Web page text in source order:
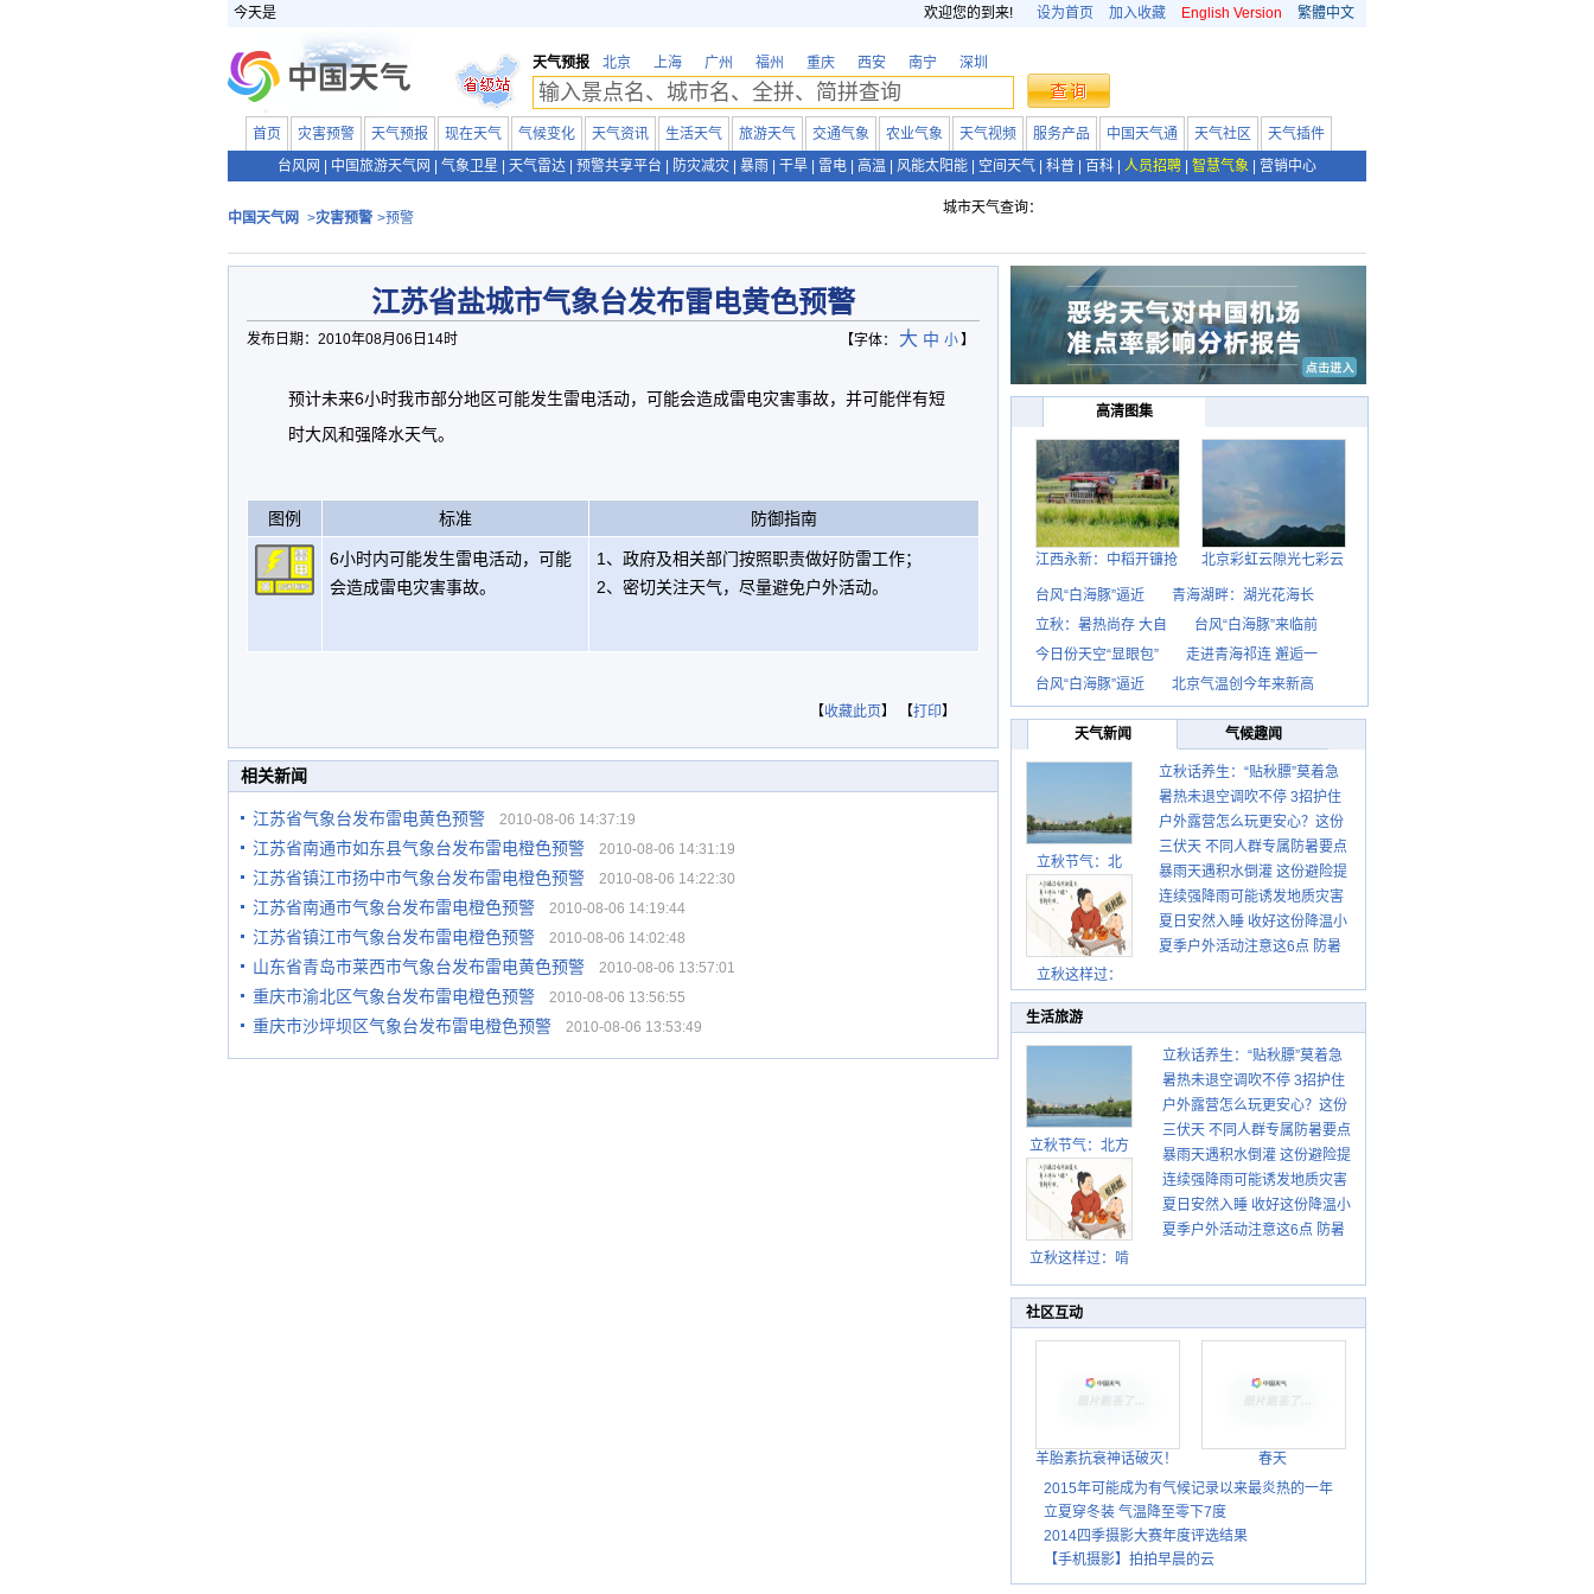
今天是 欢迎您的到来! 设为首页 加入收藏 English Version 繁體中文
天气预报 北京 上海 广州 福州 重庆 西安 南宁 深圳
首页 灾害预警 天气预报 现在天气 气候变化 天气资讯 生活天气 旅游天气 交通气象 农业气象 天气视频 服务产品 中国天气通 天气社区
天气插件
台风网
中国旅游天气网 气象卫星 天气雷达 预警共享平台 防灾减灾 暴雨 干旱 雷电 高温 风能太阳能 空间天气 科普 百科 人员招聘 智慧气象 营销中心
中国天气网 >灾害预警 >预警
城市天气查询：
江苏省盐城市气象台发布雷电黄色预警
发布日期：2010年08月06日14时 【字体： 大 中 小】
预计未来6小时我市部分地区可能发生雷电活动，可能会造成雷电灾害事故，并可能伴有短
时大风和强降水天气。
图例 标准 防御指南
6小时内可能发生雷电活动，可能
会造成雷电灾害事故。
1、政府及相关部门按照职责做好防雷工作；
2、密切关注天气，尽量避免户外活动。
【收藏此页】 【打印】
相关新闻
江苏省气象台发布雷电黄色预警 2010-08-06 14:37:19
江苏省南通市如东县气象台发布雷电橙色预警 2010-08-06 14:31:19
江苏省镇江市扬中市气象台发布雷电橙色预警 2010-08-06 14:22:30
江苏省南通市气象台发布雷电橙色预警 2010-08-06 14:19:44
江苏省镇江市气象台发布雷电橙色预警 2010-08-06 14:02:48
山东省青岛市莱西市气象台发布雷电黄色预警 2010-08-06 13:57:01
重庆市渝北区气象台发布雷电橙色预警 2010-08-06 13:56:55
重庆市沙坪坝区气象台发布雷电橙色预警 2010-08-06 13:53:49
高清图集
江西永新：中稻开镰抢 北京彩虹云隙光七彩云
台风“白海豚”逼近
青海湖畔：湖光花海长
立秋：暑热尚存 大自
台风“白海豚”来临前
今日份天空“显眼包”
走进青海祁连 邂逅一
台风“白海豚”逼近
北京气温创今年来新高
天气新闻 气候趣闻
立秋节气：北
立秋这样过：
立秋话养生：“贴秋膘”莫着急
先清暑再防燥
暑热未退空调吹不停 3招护住
肩颈不酸痛
户外露营怎么玩更安心？这份
攻略请收好
三伏天 不同人群专属防暑要点
请收好
暴雨天遇积水倒灌 这份避险提
示请收好
连续强降雨可能诱发地质灾害
这些前兆要知道
夏日安然入睡 收好这份降温小
贴士
夏季户外活动注意这6点 防暑
生活旅游
立秋节气：北方
逐渐转凉 南方暑
热仍盛
立秋这样过：啃
祝丰收迎秋来
立秋话养生：“贴秋膘”莫着急
先清暑再防燥
暑热未退空调吹不停 3招护住
肩颈不酸痛
户外露营怎么玩更安心？这份
攻略请收好
三伏天 不同人群专属防暑要点
请收好
暴雨天遇积水倒灌 这份避险提
示请收好
连续强降雨可能诱发地质灾害
这些前兆要知道
夏日安然入睡 收好这份降温小
贴士
夏季户外活动注意这6点 防暑
社区互动
羊胎素抗衰神话破灭！
春天
2015年可能成为有气候记录以来最炎热的一年
立夏穿冬装 气温降至零下7度
2014四季摄影大赛年度评选结果
【手机摄影】拍拍早晨的云